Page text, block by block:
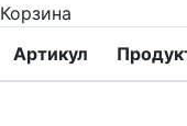
Корзина
Артикул